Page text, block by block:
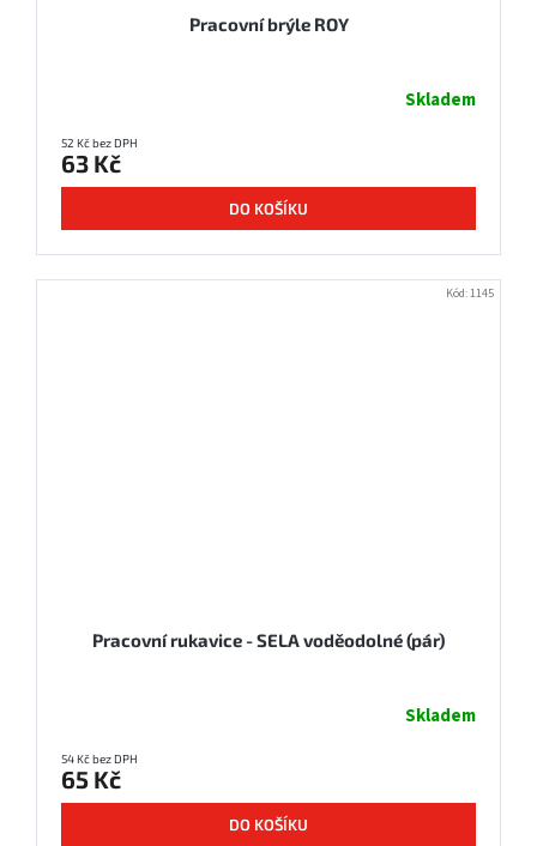
Pracovní brýle ROY
Skladem
52 Kč bez DPH
63 Kč
DO KOŠÍKU
Pracovní rukavice - SELA voděodolné (pár)
Skladem
54 Kč bez DPH
65 Kč
DO KOŠÍKU
Kód:1145